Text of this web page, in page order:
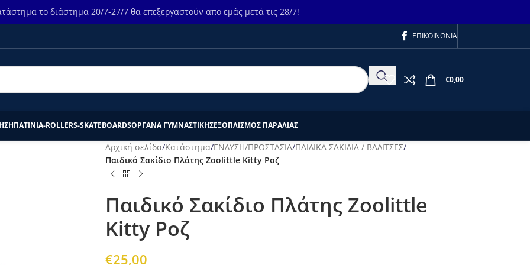
το διάστημα 20/7-27/7 θα επεξεργαστούν απο εμάς μετά τις 28/7!
ΕΠΙΚΟΙΝΩΝΙΑ
€0,00
ΠΑΤΙΝΙΑ-ROLLERS-SKATEBOARDSΟΡΓΑΝΑ ΓΥΜΝΑΣΤΙΚΗΣΕΞΟΠΛΙΣΜΟΣ ΠΑΡΑΛΙΑΣ
Αρχική σελίδα/Κατάστημα/ΕΝΔΥΣΗ/ΠΡΟΣΤΑΣΙΑ/ΠΑΙΔΙΚΑ ΣΑΚΙΔΙΑ / ΒΑΛΙΤΣΕΣ/
Παιδικό Σακίδιο Πλάτης Zoolittle Kitty Ροζ
Παιδικό Σακίδιο Πλάτης Zoolittle
Kitty Ροζ
€25,00